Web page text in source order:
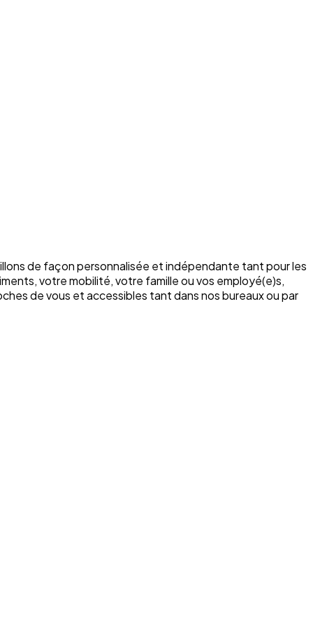
de façon personnalisée et indépendante tant pour les
votre mobilité, votre famille ou vos employé(e)s,
de vous et accessibles tant dans nos bureaux ou par